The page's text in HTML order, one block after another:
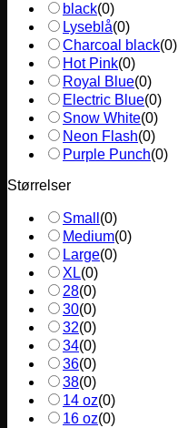
black(0)
Lyseblå(0)
Charcoal black(0)
Hot Pink(0)
Royal Blue(0)
Electric Blue(0)
Snow White(0)
Neon Flash(0)
Purple Punch(0)
Størrelser
Small (0)
Medium(0)
Large(0)
XL(0)
28(0)
30(0)
32(0)
34(0)
36(0)
38(0)
14 oz(0)
16 oz(0)